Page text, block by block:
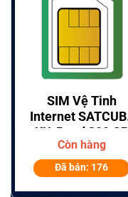
SIM Vệ Tinh
Internet SATCUBE
KU-Band 300 GB
Flex Move
Còn hàng
Đã bán: 176